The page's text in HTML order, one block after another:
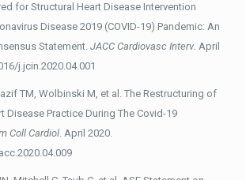
for Structural Heart Disease Intervention
Disease 2019 (COVID-19) Pandemic: An
Statement.JACC Cardiovasc Interv. April
j.jcin.2020.04.001
TM, Wolbinski M, et al. The Restructuring of
Disease Practice During The Covid-19
Coll Cardiol. April 2020.